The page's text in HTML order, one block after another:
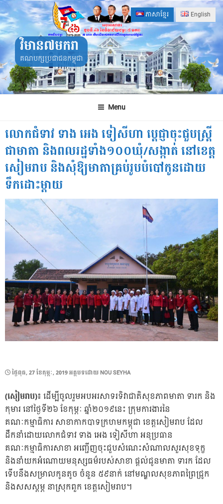
Skip
to
content
ភាសាខ្មែរ English
វិមាន៧មករា
គណបក្សប្រជាជនកម្ពុជា
Menu
លោកជំទាវ ទាង អេង ទៀសីហា ប្ដេជ្ញាចុះជួបស្រ្តី
ជាមាតា និងពលរដ្ឋទាំង១០០ឃុំ/សង្កាត់ នៅខេត្ត
សៀមរាប និងសុំឱ្យមាតាគ្រប់រូបបំបៅកូនដោយ
ទឹកដោះម្ដាយ
POSTED
ថ្ងៃ​ពុធ, 27 ខែ​កុម្ភៈ, 2019អត្ថបទដោយ NOU SEYHA
(សៀមរាប)៖ដើម្បីចូលរួមអបអរសាទរទិវាជាតិសុខភាពមាតា ទារក និង
កុមារ នៅថ្ងៃទី២៦ ខែកុម្ភៈ ឆ្នាំ២០១៩នេះ ក្រុមការងារនៃ
គណៈកម្មាធិការ សាខាកាកបាទក្រហមកម្ពុជា ខេត្តសៀមរាប ដែល
ដឹកនាំដោយលោកជំទាវ ទាង អេង ទៀសីហា អនុប្រធាន
គណៈកម្មាធិការសាខា អញ្ជើញចុះជួបសំណេះសំណាលសួរសុខទុក្ខ
និងនាំយកអំណោយមនុស្សធម៌របស់សាខា ផ្ដល់ជូនមាតា ទារក ដែល
ទើបនឹងសម្រាលកូនតូច ចំនួន ៥៩នាក់ នៅមណ្ឌលសុខភាពព្រៃជ្រូក
និងសសស្តម្ភ នាស្រុកពួក ខេត្តសៀមរាប។